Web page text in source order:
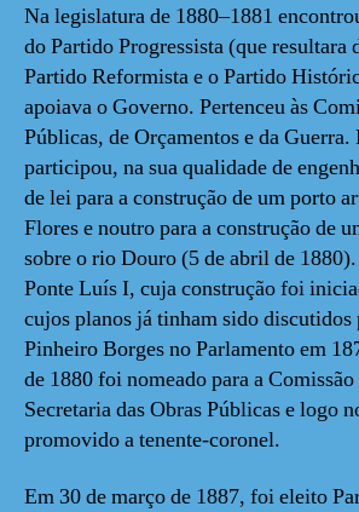
Na legislatura de 1880–1881
do Partido Progressista (que resultara
Partido Reformista e o Partido
apoiava o Governo. Pertenceu às
Públicas, de Orçamentos e da Guerra.
participou, na sua qualidade de
de lei para a construção de um porto
Flores e noutro para a construção de
sobre o rio Douro (5 de abril de
Ponte Luís I, cuja construção foi
cujos planos já tinham sido
Pinheiro Borges no Parlamento em
de 1880 foi nomeado para a
Secretaria das Obras Públicas e logo
promovido a tenente-coronel.
Em 30 de março de 1887, foi eleito